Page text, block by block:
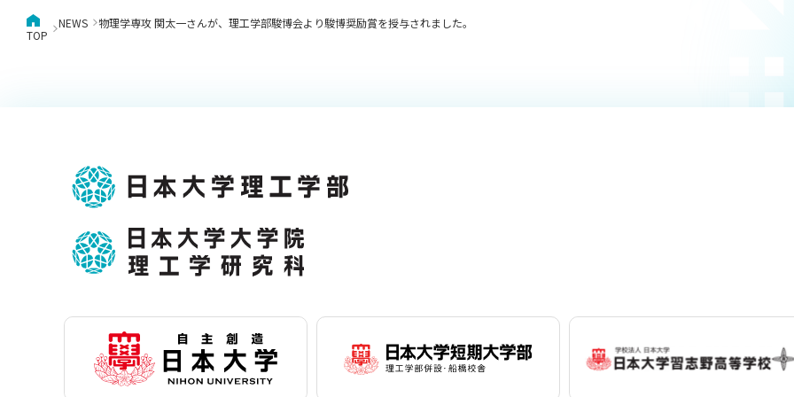
TOP
NEWS 物理学専攻 関太一さんが、理工学部駿博会より駿博奨励賞を授与されました。